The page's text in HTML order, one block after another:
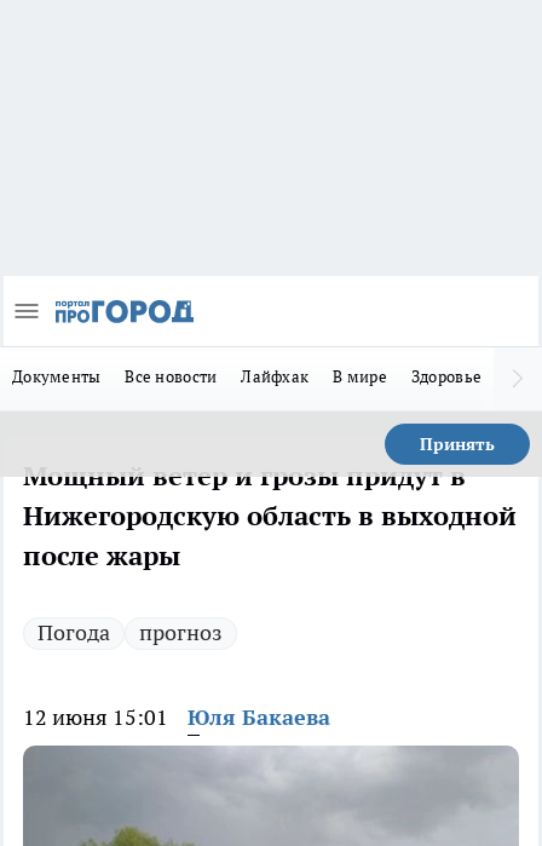
Документы Все новости Лайфхак В мире Здоровье
Принять
Мощный ветер и грозы придут в
Нижегородскую область в выходной
после жары
Погода прогноз
12 июня 15:01 Юля Бакаева